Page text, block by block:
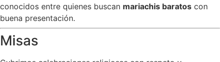
conocidos entre quienes buscan mariachis baratos con
buena presentación.
Misas